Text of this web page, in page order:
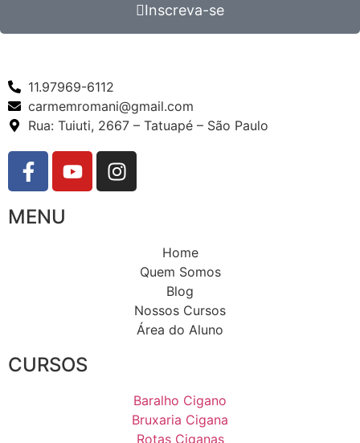
Inscreva-se
11.97969-6112
carmemromani@gmail.com
Rua: Tuiuti, 2667 – Tatuapé – São Paulo
MENU
Home
Quem Somos
Blog
Nossos Cursos
Área do Aluno
CURSOS
Baralho Cigano
Bruxaria Cigana
Rotas Ciganas